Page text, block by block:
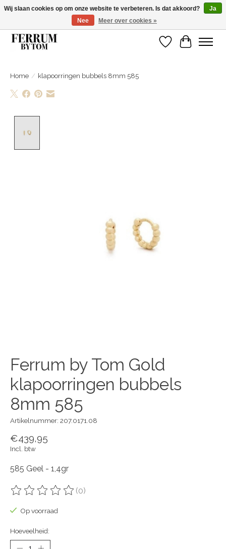
Wij zijn gelsoten van 14 tm 18 februari
Verlanglijst
Home / klapoorringen bubbels 8mm 585
Ferrum by Tom Gold
klapoorringen bubbels
8mm 585
Artikelnummer: 207.0171.08
€439,95
Incl. btw
585 Geel - 1,4gr
De beoordeling van dit product is
(0)
Op voorraad
Hoeveelheid:
Wij slaan cookies op om onze website te verbeteren. Is dat akkoord?
Ja
Nee
Meer over cookies »